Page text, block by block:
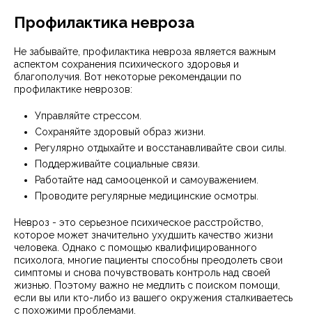
Профилактика невроза
Не забывайте, профилактика невроза является важным
аспектом сохранения психического здоровья и
благополучия. Вот некоторые рекомендации по
профилактике неврозов:
Управляйте стрессом.
Сохраняйте здоровый образ жизни.
Регулярно отдыхайте и восстанавливайте свои силы.
Поддерживайте социальные связи.
Работайте над самооценкой и самоуважением.
Проводите регулярные медицинские осмотры.
Невроз - это серьезное психическое расстройство,
которое может значительно ухудшить качество жизни
человека. Однако с помощью квалифицированного
психолога, многие пациенты способны преодолеть свои
симптомы и снова почувствовать контроль над своей
жизнью. Поэтому важно не медлить с поиском помощи,
если вы или кто-либо из вашего окружения сталкиваетесь
с похожими проблемами.